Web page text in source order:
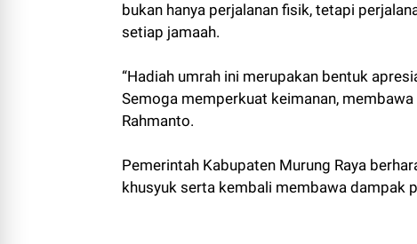
bukan hanya perjalanan fisik, tetapi
setiap jamaah.
“Hadiah umrah ini merupakan bentuk
Semoga memperkuat keimanan,
Rahmanto.
Pemerintah Kabupaten Murung Raya
khusyuk serta kembali membawa dampak